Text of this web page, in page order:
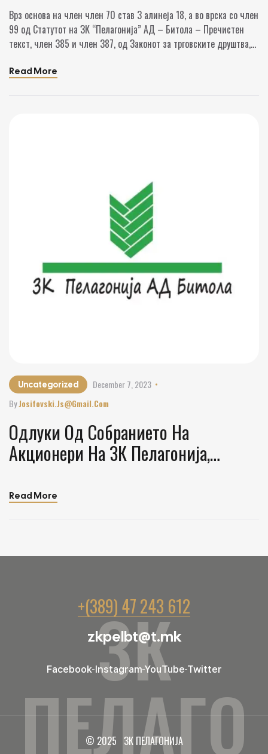
Врз основа на член член 70 став 3 алинеја 18, а во врска со член
99 од Статутот на ЗК “Пелагонија” АД – Битола – Пречистен
текст, член 385 и член 387, од Законот за трговските друштва,
свикување собрание на акционери закажано на 11.08.2025
Read More
Uncategorized
ByJosifovski.js@gmail.com
December 7, 2023
Одлуки Од Собранието На
Акционери На ЗК Пелагонија,
Read More
+(389) 47 243 612
zkpelbt@t.mk
Facebook Instagram YouTube Twitter
© 2025 ЗК ПЕЛАГОНИЈА
ЗК
ПЕЛАГО